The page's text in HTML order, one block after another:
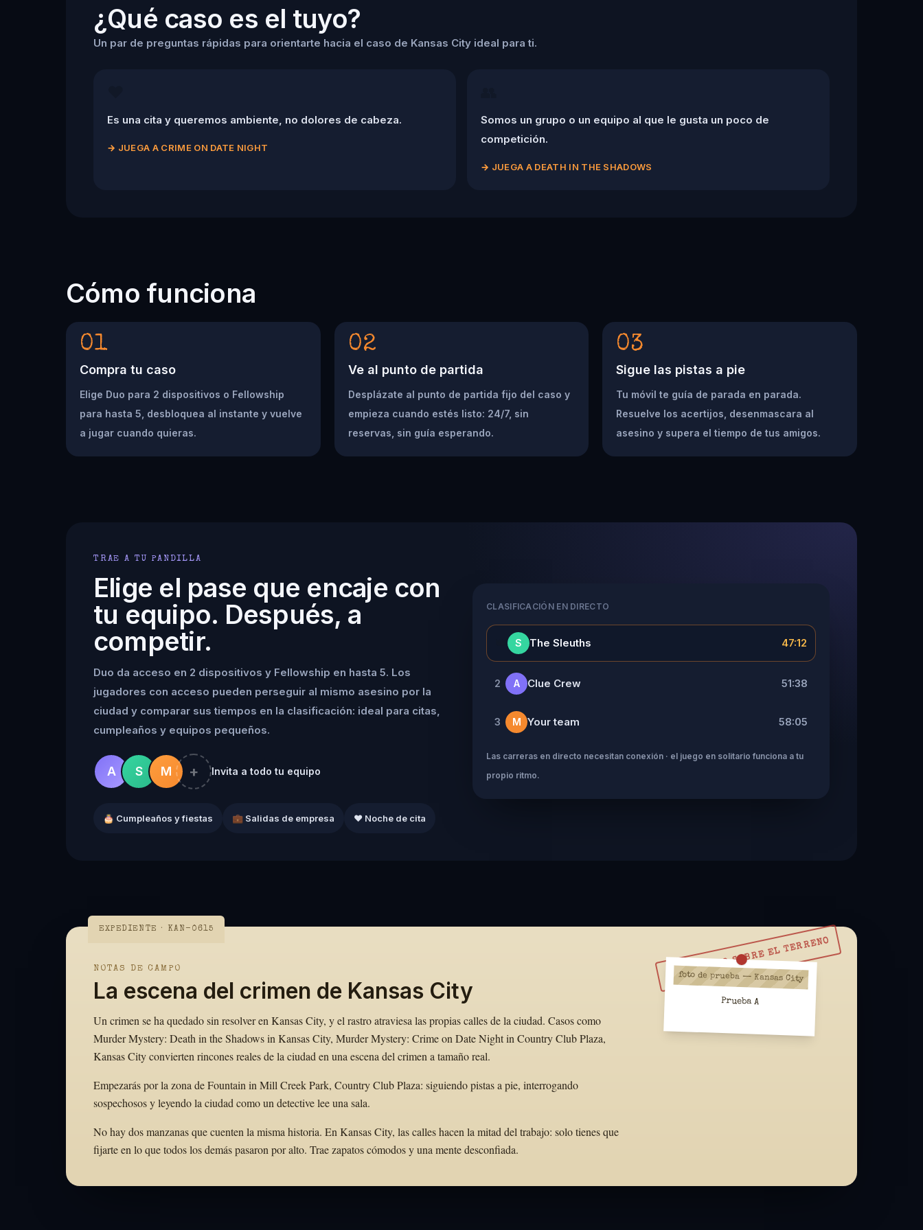
¿Qué caso es el tuyo?
Un par de preguntas rápidas para orientarte hacia el caso de Kansas City ideal para ti.
Es una cita y queremos ambiente, no dolores de cabeza.
→ JUEGA A CRIME ON DATE NIGHT
Somos un grupo o un equipo al que le gusta un poco de
competición.
→ JUEGA A DEATH IN THE SHADOWS
Cómo funciona
01
Compra tu caso
Elige Duo para 2 dispositivos o Fellowship
para hasta 5, desbloquea al instante y vuelve
a jugar cuando quieras.
02
Ve al punto de partida
Desplázate al punto de partida fijo del caso y
empieza cuando estés listo: 24/7, sin
reservas, sin guía esperando.
03
Sigue las pistas a pie
Tu móvil te guía de parada en parada.
Resuelve los acertijos, desenmascara al
asesino y supera el tiempo de tus amigos.
TRAE A TU PANDILLA
Elige el pase que encaje con
tu equipo. Después, a
competir.
Duo da acceso en 2 dispositivos y Fellowship en hasta 5. Los
jugadores con acceso pueden perseguir al mismo asesino por la
ciudad y comparar sus tiempos en la clasificación: ideal para citas,
cumpleaños y equipos pequeños.
A S M + Invita a todo tu equipo
🎂 Cumpleaños y fiestas 💼 Salidas de empresa ❤️ Noche de cita
CLASIFICACIÓN EN DIRECTO
S The Sleuths 47:12
2 A Clue Crew 51:38
3 M Your team 58:05
Las carreras en directo necesitan conexión · el juego en solitario funciona a tu
propio ritmo.
EXPEDIENTE · KAN-0615
RESUÉLVELO SOBRE EL TERRENO
NOTAS DE CAMPO
La escena del crimen de Kansas City
Un crimen se ha quedado sin resolver en Kansas City, y el rastro atraviesa las propias calles de la ciudad. Casos como
Murder Mystery: Death in the Shadows in Kansas City, Murder Mystery: Crime on Date Night in Country Club Plaza,
Kansas City convierten rincones reales de la ciudad en una escena del crimen a tamaño real.
Empezarás por la zona de Fountain in Mill Creek Park, Country Club Plaza: siguiendo pistas a pie, interrogando
sospechosos y leyendo la ciudad como un detective lee una sala.
No hay dos manzanas que cuenten la misma historia. En Kansas City, las calles hacen la mitad del trabajo: solo tienes que
fijarte en lo que todos los demás pasaron por alto. Trae zapatos cómodos y una mente desconfiada.
foto de prueba — Kansas City
Prueba A